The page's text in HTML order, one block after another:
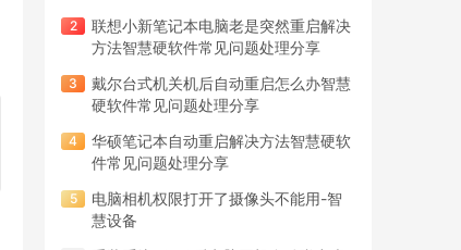
联想小新笔记本电脑老是突然重启解决
方法智慧硬软件常见问题处理分享
戴尔台式机关机后自动重启怎么办智慧
硬软件常见问题处理分享
华硕笔记本自动重启解决方法智慧硬软
件常见问题处理分享
电脑相机权限打开了摄像头不能用-智
慧设备